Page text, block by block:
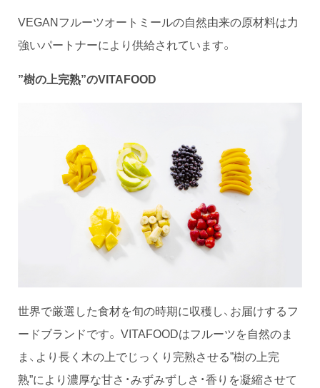
VEGANフルーツオートミールの自然由来の原材料は力
強いパートナーにより供給されています。
”樹の上完熟”のVITAFOOD
世界で厳選した食材を旬の時期に収穫し、お届けするフ
ードブランドです。 VITAFOODはフルーツを自然のま
ま、より長く木の上でじっくり完熟させる”樹の上完
熟”により濃厚な甘さ・みずみずしさ・香りを凝縮させて